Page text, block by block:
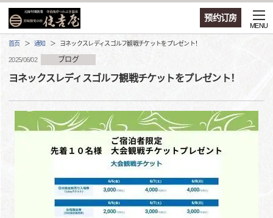
预约订房
MENU
首页 通知 ヨネックスレディスゴルフ観戦チケットをプレゼント！
2025/06/02 ブログ
ヨネックスレディスゴルフ観戦チケットをプレゼント！